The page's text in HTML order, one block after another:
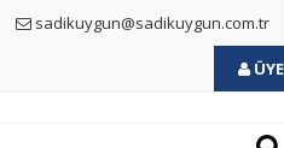
sadikuygun@sadikuygun.com.tr